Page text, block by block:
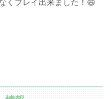
くプレイ出来ました！😄